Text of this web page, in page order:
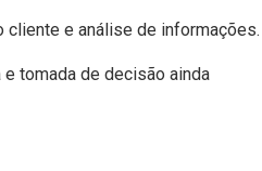
cliente e análise de informações.
tomada de decisão ainda